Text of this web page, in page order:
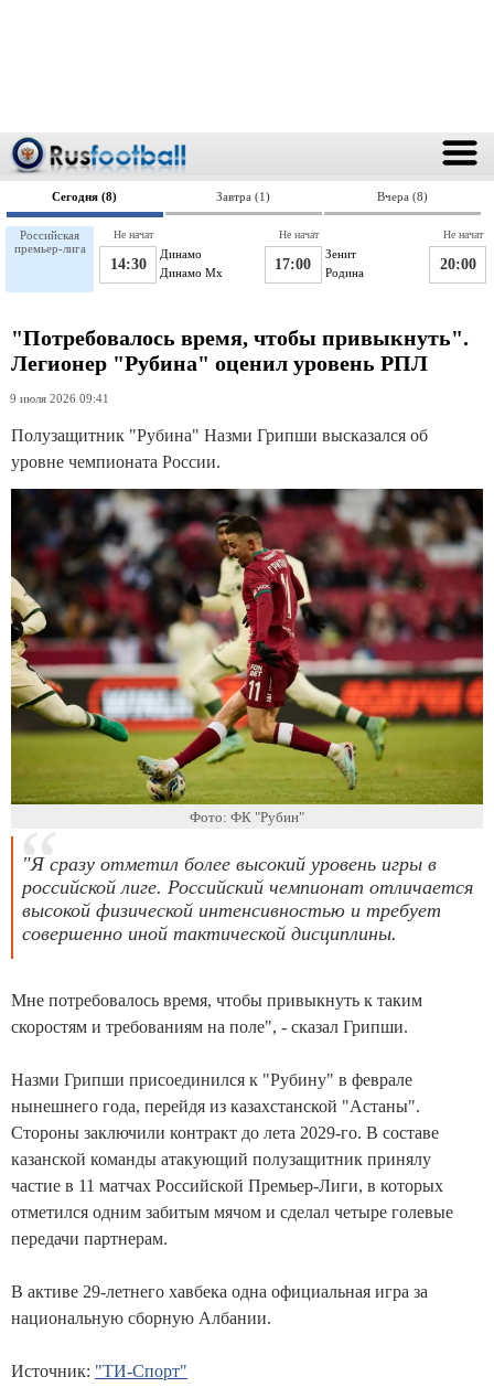
Сегодня (8) Завтра (1) Вчера (8)
Российская
премьер-лига
Динамо
14:30 Динамо Мх
Не начат
Зенит
17:00 Родина
Не начат
20:00
Не начат
"Потребовалось время, чтобы привыкнуть".
Легионер "Рубина" оценил уровень РПЛ
9 июля 2026 09:41
Полузащитник "Рубина" Назми Грипши высказался об
уровне чемпионата России.
Фото: ФК "Рубин"
"Я сразу отметил более высокий уровень игры в
российской лиге. Российский чемпионат отличается
высокой физической интенсивностью и требует
совершенно иной тактической дисциплины.
Мне потребовалось время, чтобы привыкнуть к таким
скоростям и требованиям на поле", - сказал Грипши.
Назми Грипши присоединился к "Рубину" в феврале
нынешнего года, перейдя из казахстанской "Астаны".
Стороны заключили контракт до лета 2029-го. В составе
казанской команды атакующий полузащитник принялу
частие в 11 матчах Российской Премьер-Лиги, в которых
отметился одним забитым мячом и сделал четыре голевые
передачи партнерам.
В активе 29-летнего хавбека одна официальная игра за
национальную сборную Албании.
Источник: "ТИ-Спорт"